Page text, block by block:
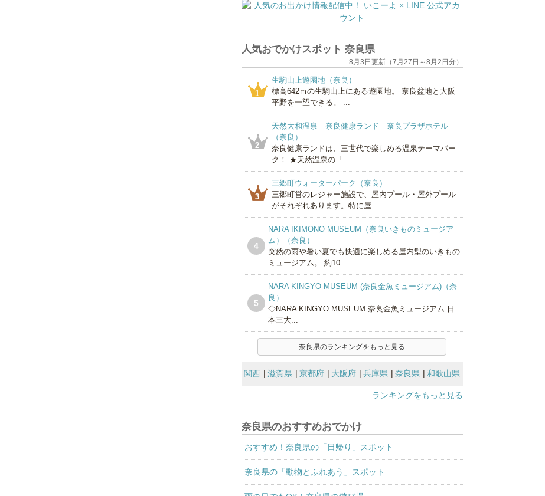
人気おでかけスポット 奈良県
8月3日更新（7月27日～8月2日分）
1
生駒山上遊園地（奈良）
標高642ｍの生駒山上にある遊園地。 奈良盆地と大阪
平野を一望できる。 ...
2
天然大和温泉 奈良健康ランド 奈良プラザホテル
（奈良）
奈良健康ランドは、三世代で楽しめる温泉テーマパー
ク！ ★天然温泉の「...
3
三郷町ウォーターパーク（奈良）
三郷町営のレジャー施設で、屋内プール・屋外プール
がそれぞれあります。特に屋...
4
NARA IKIMONO MUSEUM（奈良いきものミュージア
ム）（奈良）
突然の雨や暑い夏でも快適に楽しめる屋内型のいきもの
ミュージアム。 約10...
5
NARA KINGYO MUSEUM (奈良金魚ミュージアム)（奈
良）
◇NARA KINGYO MUSEUM 奈良金魚ミュージアム 日
本三大...
奈良県のランキングをもっと見る
関西 滋賀県 京都府 大阪府 兵庫県 奈良県 和歌山県
ランキングをもっと見る
奈良県のおすすめおでかけ
おすすめ！奈良県の「日帰り」スポット
奈良県の「動物とふれあう」スポット